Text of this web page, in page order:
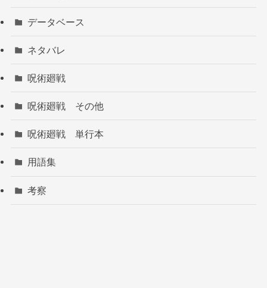
データベース
ネタバレ
呪術廻戦
呪術廻戦 その他
呪術廻戦 単行本
用語集
考察